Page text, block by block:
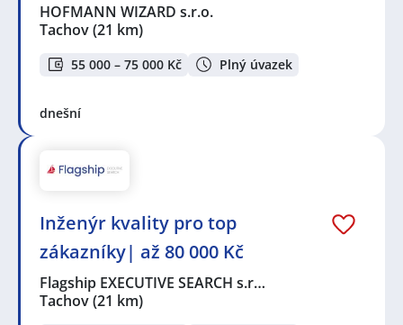
HOFMANN WIZARD s.r.o.
Tachov(21 km)
55 000 – 75 000 Kč Plný úvazek
dnešní
Inženýr kvality pro top
zákazníky| až 80 000 Kč
Flagship EXECUTIVE SEARCH s.r…
Tachov(21 km)